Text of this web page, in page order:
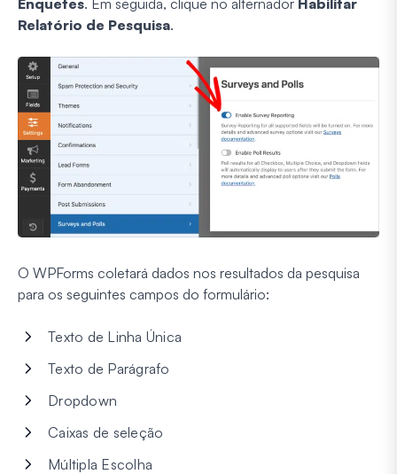
Enquetes. Em seguida, clique no alternador Habilitar
Relatório de Pesquisa.
O WPForms coletará dados nos resultados da pesquisa
para os seguintes campos do formulário:
Texto de Linha Única
Texto de Parágrafo
Dropdown
Caixas de seleção
Múltipla Escolha